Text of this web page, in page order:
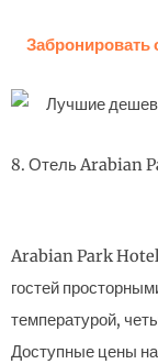
Забронировать
8. Отель Arabian
Arabian Park Hotel
гостей
температурой,
Доступные цены